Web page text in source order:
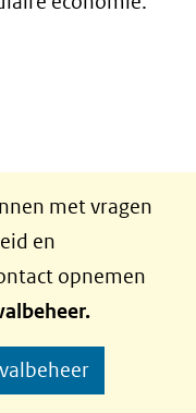
met vragen
en
opnemen